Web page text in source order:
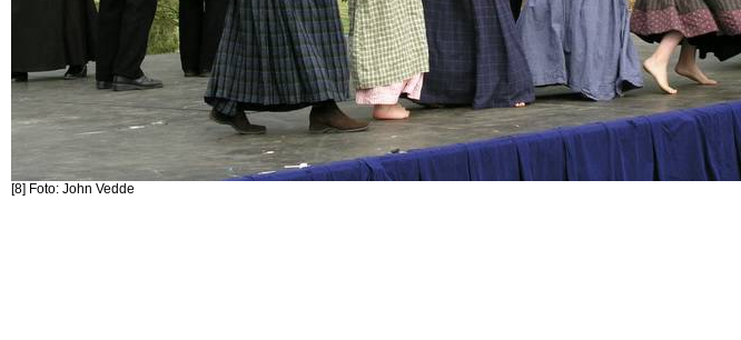
[8] Foto: John Vedde